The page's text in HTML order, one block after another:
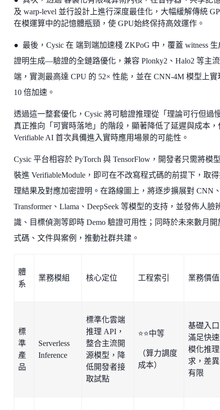
及 warp-level 並行設計上進行深度最佳化，大幅緩解傳統
在模運算中的記憶體瓶頸，使 GPU始終保持高效運作。
● 最後，Cysic 在 端到端加速棧 ZKPoG 中，覆蓋 witness
證明生成—驗證的全鏈路優化，兼容 Plonky2、Halo2 等主
端，實測最高達 CPU 的 52× 性能，並在 CNN-4M 模型上實
10 倍加速。
透過這一整套優化，Cysic 將可驗證推理從「理論可行但過
真正推向「可實時落地」的階段，顯著降低了延遲與成本，
Verifiable AI 首次具備進入實時應用場景的可能性。
Cysic 平台相容於 PyTorch 與 TensorFlow，開發者只需將模
裝進 VerifiableModule，即可在不改寫程式碼的前提下，取
理結果及對應加密證明。在路線圖上，將逐步擴展對 CNN
Transformer、Llama、DeepSeek 等模型的支持，並發佈人臉
識、目標偵測等即時 Demo 驗證可用性；同時於未來數月開
式碼、文件與案例，推動社群共建。
體
系
業務模組 核心定位 工程索引 業務價值
標
準
產
品
Serverless
Inference
標準化雲端
推理 API，
整合主流開
源模型，降
低開發者接
取試點
⭐⭐中等
（算力調度
成本）
基礎入
滿足快
模化推
求，差
有限